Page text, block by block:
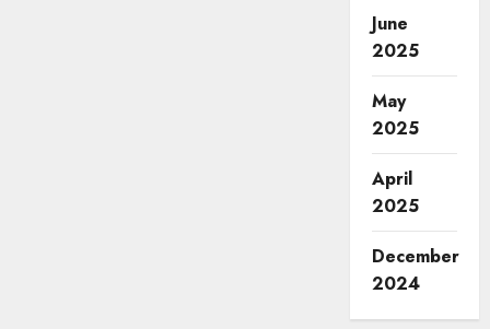
June
2025
May
2025
April
2025
December
2024